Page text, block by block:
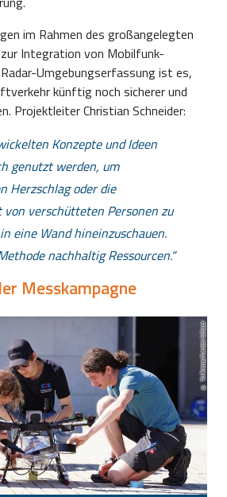
im Rahmen des großangelegten
Integration von Mobilfunk-
Umgebungserfassung ist es,
künftig noch sicherer und
Projektleiter Christian Schneider:
Konzepte und Ideen
genutzt werden, um
Herzschlag oder die
verschütteten Personen zu
eine Wand hineinzuschauen.
nachhaltig Ressourcen.
Messkampagne
TU Ilmenau/Carsten Schauer